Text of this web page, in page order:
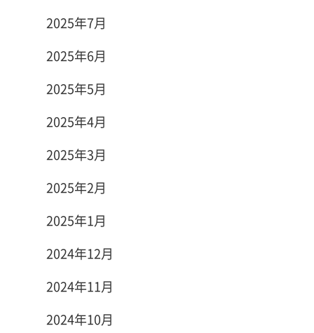
2025年7月
2025年6月
2025年5月
2025年4月
2025年3月
2025年2月
2025年1月
2024年12月
2024年11月
2024年10月